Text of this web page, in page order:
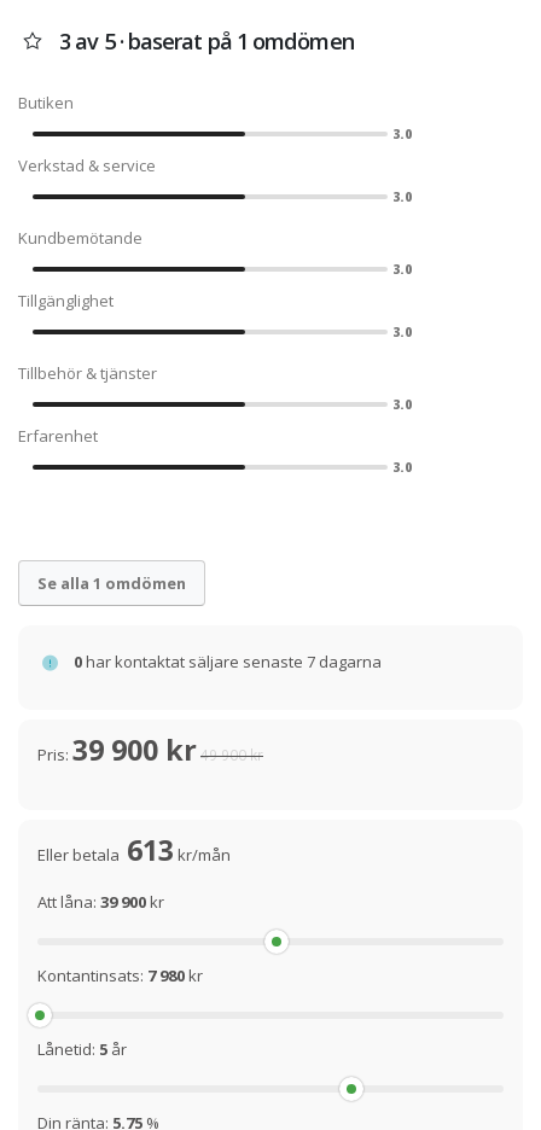
3 av 5 · baserat på 1 omdömen
Butiken
3.0
Verkstad & service
3.0
Kundbemötande
3.0
Tillgänglighet
3.0
Tillbehör & tjänster
3.0
Erfarenhet
3.0
Se alla 1 omdömen
0har kontaktat säljare senaste 7 dagarna
Pris: 39 900 kr49 900 kr
Eller betala 613 kr/mån
Att låna: 39 900kr
Kontantinsats: 7 980kr
Lånetid: 5 år
Din ränta: 5.75 %